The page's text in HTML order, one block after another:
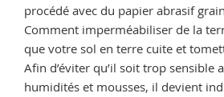
procédé avec du papier abrasif
Comment imperméabiliser de la
que votre sol en terre cuite et
Afin d’éviter qu’il soit trop sensible
humidités et mousses, il devient